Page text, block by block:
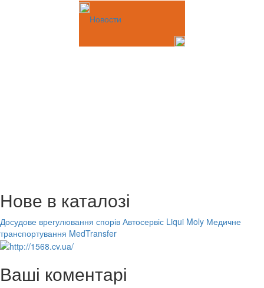
Новости
Нове в каталозі
Досудове врегулювання спорів Автосервіс Liqui Moly Медичне
транспортування MedTransfer
Ваші коментарі